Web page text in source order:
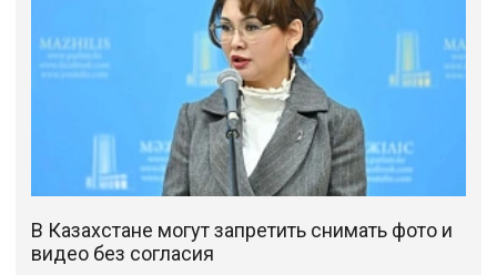
В Казахстане могут запретить снимать фото и
видео без согласия